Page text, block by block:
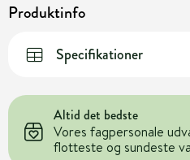
Produktinfo
Specifikationer
Altid det bedste
Vores fagpersonale
flotteste og sundeste